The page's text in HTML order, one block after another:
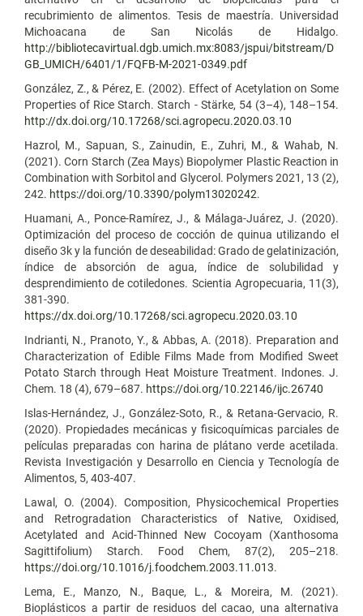
recubrimiento de alimentos. Tesis de maestría. Universidad
Michoacana de San Nicolás de Hidalgo.
http://bibliotecavirtual.dgb.umich.mx:8083/jspui/bitstream/D
GB_UMICH/6401/1/FQFB-M-2021-0349.pdf
González, Z., & Pérez, E. (2002). Effect of Acetylation on Some
Properties of Rice Starch. Starch - Stärke, 54 (3–4), 148–154.
http://dx.doi.org/10.17268/sci.agropecu.2020.03.10
Hazrol, M., Sapuan, S., Zainudin, E., Zuhri, M., & Wahab, N.
(2021). Corn Starch (Zea Mays) Biopolymer Plastic Reaction in
Combination with Sorbitol and Glycerol. Polymers 2021, 13 (2),
242. https://doi.org/10.3390/polym13020242.
Huamani, A., Ponce-Ramírez, J., & Málaga-Juárez, J. (2020).
Optimización del proceso de cocción de quinua utilizando el
diseño 3k y la función de deseabilidad: Grado de gelatinización,
índice de absorción de agua, índice de solubilidad y
desprendimiento de cotiledones. Scientia Agropecuaria, 11(3),
381-390.
https://dx.doi.org/10.17268/sci.agropecu.2020.03.10
Indrianti, N., Pranoto, Y., & Abbas, A. (2018). Preparation and
Characterization of Edible Films Made from Modified Sweet
Potato Starch through Heat Moisture Treatment. Indones. J.
Chem. 18 (4), 679–687. https://doi.org/10.22146/ijc.26740
Islas-Hernández, J., González-Soto, R., & Retana-Gervacio, R.
(2020). Propiedades mecánicas y fisicoquímicas parciales de
películas preparadas con harina de plátano verde acetilada.
Revista Investigación y Desarrollo en Ciencia y Tecnología de
Alimentos, 5, 403-407.
Lawal, O. (2004). Composition, Physicochemical Properties
and Retrogradation Characteristics of Native, Oxidised,
Acetylated and Acid-Thinned New Cocoyam (Xanthosoma
Sagittifolium) Starch. Food Chem, 87(2), 205–218.
https://doi.org/10.1016/j.foodchem.2003.11.013.
Lema, E., Manzo, N., Baque, L., & Moreira, M. (2021).
Bioplásticos a partir de residuos del cacao, una alternativa